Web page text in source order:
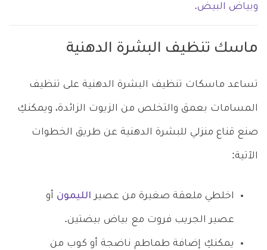
وبياض البيض.
ماسك تنظيف البشرة الدهنية
تساعد ماسكات تنظيف البشرة الدهنية على تنظيف
المسامات بعمق والتخلص من الزيوت الزائدة، ويمكنكِ
صنع قناع منزلي للبشرة الدهنية عن طريق الخطوات
الآتية:
اخلطي ملعقة صغيرة من عصير الليمون أو
عصير الجريب فروت مع بياض بيضتين.
يمكنكِ إضافة طماطم ناضجة أو كوب من